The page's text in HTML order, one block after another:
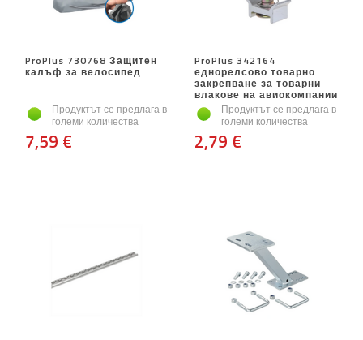
ProPlus 730768 Защитен
калъф за велосипед
Продуктът се предлага в
големи количества
7,59 €
ProPlus 342164
еднорелсово товарно
закрепване за товарни
влакове на авиокомпании
Продуктът се предлага в
големи количества
2,79 €